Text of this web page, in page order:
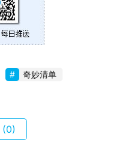
奇妙清单
(0)